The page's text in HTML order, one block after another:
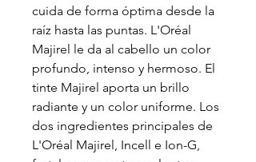
cuida de forma óptima desde la
raíz hasta las puntas. L'Oréal
Majirel le da al cabello un color
profundo, intenso y hermoso. El
tinte Majirel aporta un brillo
radiante y un color uniforme. Los
dos ingredientes principales de
L'Oréal Majirel, Incell e Ion-G,